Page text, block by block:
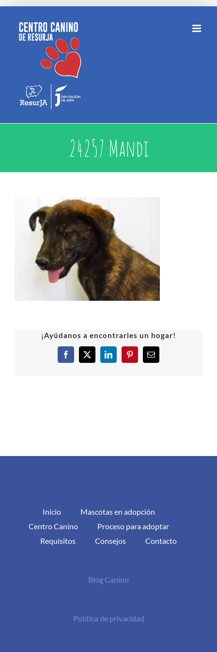
contenido
24257 Mandi
¡Ayúdanos a encontrarles un hogar!
Facebook
X LinkedInPinterestCorreo
Inicio
Mascotas en adopción
Centro Canino
Proceso para adoptar
Requisitos
Consejos Contacto
Blog Canino
Política de privacidad